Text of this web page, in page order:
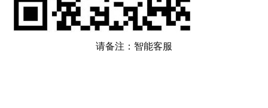
请备注：智能客服